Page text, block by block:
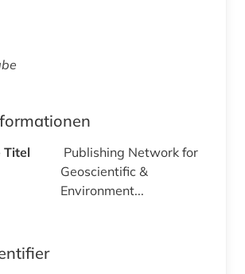
Titel
Publishing Network for
Geoscientific &
Environment...